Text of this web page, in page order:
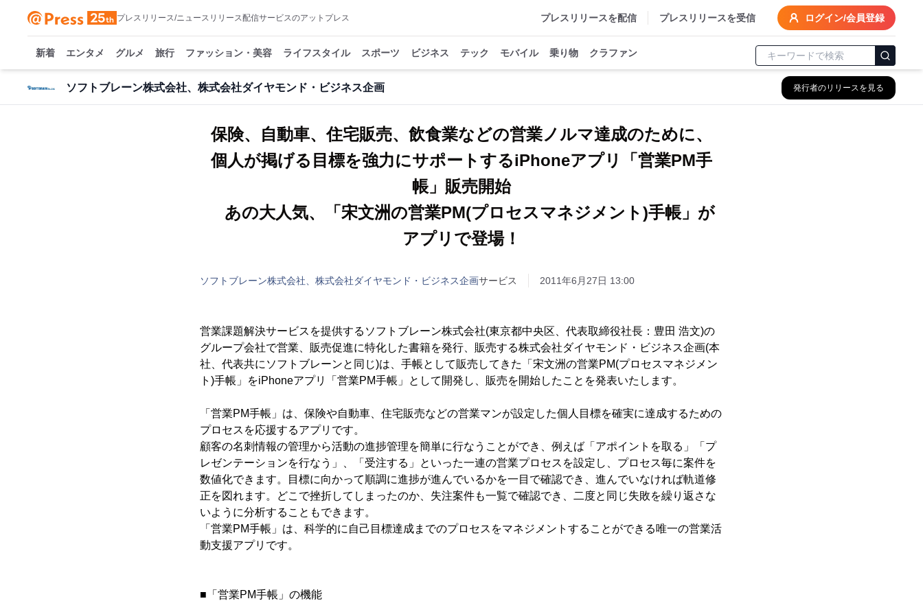
プレスリリース/ニュースリリース配信サービスのアットプレス プレスリリースを配信 プレスリリースを受信 ログイン/会員登録
新着 エンタメ グルメ 旅行 ファッション・美容 ライフスタイル スポーツ ビジネス テック モバイル 乗り物 クラファン
ソフトブレーン株式会社、株式会社ダイヤモンド・ビジネス企画 発行者のリリースを見る
保険、自動車、住宅販売、飲食業などの営業ノルマ達成のために、
個人が掲げる目標を強力にサポートするiPhoneアプリ「営業PM手
帳」販売開始
あの大人気、「宋文洲の営業PM(プロセスマネジメント)手帳」が
アプリで登場！
ソフトブレーン株式会社、株式会社ダイヤモンド・ビジネス企画サービス 2011年6月27日 13:00
営業課題解決サービスを提供するソフトブレーン株式会社(東京都中央区、代表取締役社長：豊田 浩文)の
グループ会社で営業、販売促進に特化した書籍を発行、販売する株式会社ダイヤモンド・ビジネス企画(本
社、代表共にソフトブレーンと同じ)は、手帳として販売してきた「宋文洲の営業PM(プロセスマネジメン
ト)手帳」をiPhoneアプリ「営業PM手帳」として開発し、販売を開始したことを発表いたします。
「営業PM手帳」は、保険や自動車、住宅販売などの営業マンが設定した個人目標を確実に達成するための
プロセスを応援するアプリです。
顧客の名刺情報の管理から活動の進捗管理を簡単に行なうことができ、例えば「アポイントを取る」「プ
レゼンテーションを行なう」、「受注する」といった一連の営業プロセスを設定し、プロセス毎に案件を
数値化できます。目標に向かって順調に進捗が進んでいるかを一目で確認でき、進んでいなければ軌道修
正を図れます。どこで挫折してしまったのか、失注案件も一覧で確認でき、二度と同じ失敗を繰り返さな
いように分析することもできます。
「営業PM手帳」は、科学的に自己目標達成までのプロセスをマネジメントすることができる唯一の営業活
動支援アプリです。
■「営業PM手帳」の機能